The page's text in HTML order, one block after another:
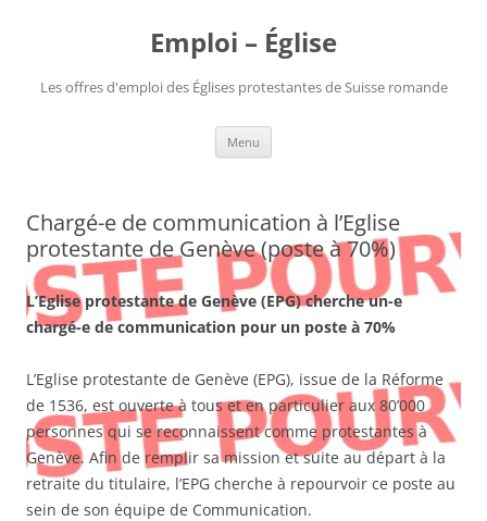
Emploi – Église
Les offres d'emploi des Églises protestantes de Suisse romande
Menu
Chargé-e de communication à l’Eglise
protestante de Genève (poste à 70%)
L’Eglise protestante de Genève (EPG) cherche un-e
chargé-e de communication pour un poste à 70%
L’Eglise protestante de Genève (EPG), issue de la Réforme
de 1536, est ouverte à tous et en particulier aux 80’000
personnes qui se reconnaissent comme protestantes à
Genève. Afin de remplir sa mission et suite au départ à la
retraite du titulaire, l’EPG cherche à repourvoir ce poste au
sein de son équipe de Communication.